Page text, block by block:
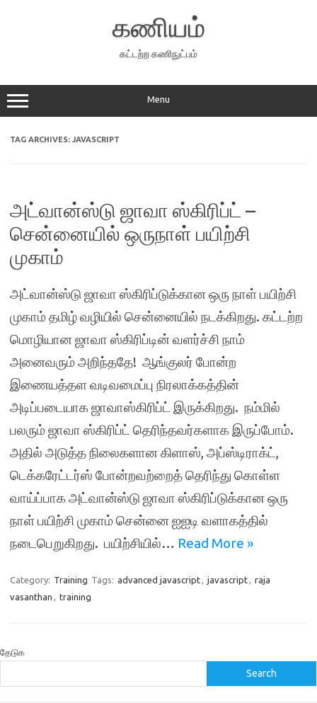
கணியம்
கட்டற்ற கணிநுட்பம்
Menu
TAG ARCHIVES: JAVASCRIPT
அட்வான்ஸ்டு ஜாவா ஸ்கிரிப்ட் –
சென்னையில் ஒருநாள் பயிற்சி
முகாம்
அட்வான்ஸ்டு ஜாவா ஸ்கிரிப்டுக்கான ஒரு நாள் பயிற்சி
முகாம் தமிழ் வழியில் சென்னையில் நடக்கிறது. கட்டற்ற
மொழியான ஜாவா ஸ்கிரிப்டின் வளர்ச்சி நாம்
அனைவரும் அறிந்ததே! ஆங்குலர் போன்ற
இணையத்தள வடிவமைப்பு நிரலாக்கத்தின்
அடிப்படையாக ஜாவாஸ்கிரிப்ட் இருக்கிறது. நம்மில்
பலரும் ஜாவா ஸ்கிரிப்ட் தெரிந்தவர்களாக இருப்போம்.
அதில் அடுத்த நிலைகளான கிளாஸ், அப்ஸ்டிராக்ட்,
டெக்கரேட்டர்ஸ் போன்றவற்றைத் தெரிந்து கொள்ள
வாய்ப்பாக அட்வான்ஸ்டு ஜாவா ஸ்கிரிப்டுக்கான ஒரு
நாள் பயிற்சி முகாம் சென்னை ஐஐடி வளாகத்தில்
நடைபெறுகிறது. பயிற்சியில்… Read More »
Category: Training Tags: advanced javascript, javascript, raja
vasanthan , training
தேடுக
Search